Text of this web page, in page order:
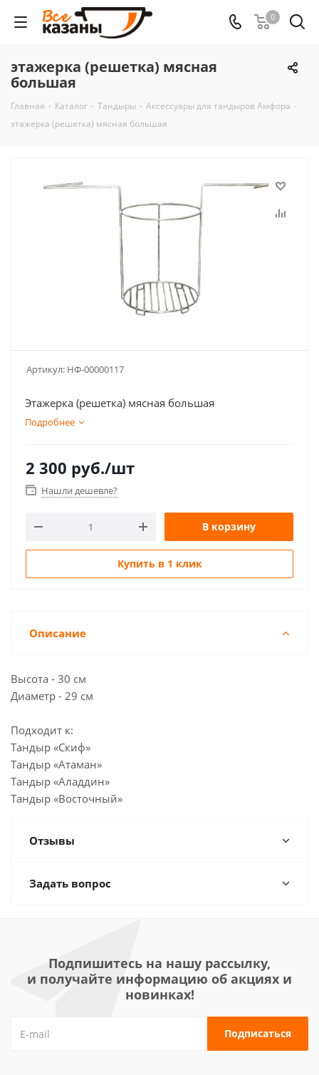
0
этажерка (решетка) мясная
большая
Главная - Каталог - Тандыры - Аксессуары для тандыров Амфора -
этажерка (решетка) мясная большая
Артикул: НФ-00000117
Этажерка (решетка) мясная большая
Подробнее
2 300 руб./шт
Нашли дешевле?
В корзину
Купить в 1 клик
Описание
Высота - 30 см
Диаметр - 29 см
Подходит к:
Тандыр «Скиф»
Тандыр «Атаман»
Тандыр «Аладдин»
Тандыр «Восточный»
Отзывы
Задать вопрос
Подпишитесь на нашу рассылку,
и получайте информацию об акциях и
новинках!